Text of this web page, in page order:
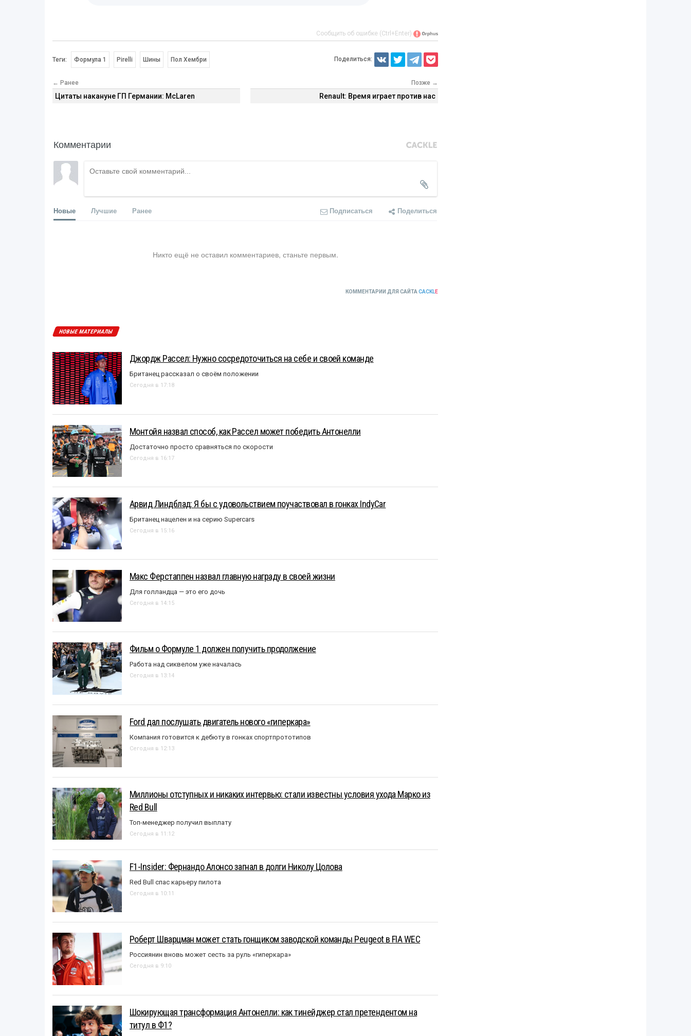
Сообщить об ошибке (Ctrl+Enter)
Теги: Формула 1 Pirelli Шины Пол Хембри Поделиться:
← Ранее
Цитаты накануне ГП Германии: McLaren
Позже →
Renault: Время играет против нас
Комментарии
Новые Лучшие Ранее Подписаться Поделиться
Никто ещё не оставил комментариев, станьте первым.
КОММЕНТАРИИ ДЛЯ САЙТАCACKLE
НОВЫЕ МАТЕРИАЛЫ
Джордж Рассел: Нужно сосредоточиться на себе и своей команде
Британец рассказал о своём положении
Сегодня в 17:18
Монтойя назвал способ, как Рассел может победить Антонелли
Достаточно просто сравняться по скорости
Сегодня в 16:17
Арвид Линдблад: Я бы с удовольствием поучаствовал в гонках IndyCar
Британец нацелен и на серию Supercars
Сегодня в 15:16
Макс Ферстаппен назвал главную награду в своей жизни
Для голландца — это его дочь
Сегодня в 14:15
Фильм о Формуле 1 должен получить продолжение
Работа над сиквелом уже началась
Сегодня в 13:14
Ford дал послушать двигатель нового «гиперкара»
Компания готовится к дебюту в гонках спортпрототипов
Сегодня в 12:13
Миллионы отступных и никаких интервью: стали известны условия ухода Марко из
Red Bull
Топ-менеджер получил выплату
Сегодня в 11:12
F1-Insider: Фернандо Алонсо загнал в долги Николу Цолова
Red Bull спас карьеру пилота
Сегодня в 10:11
Роберт Шварцман может стать гонщиком заводской команды Peugeot в FIA WEC
Россиянин вновь может сесть за руль «гиперкара»
Сегодня в 9:10
Шокирующая трансформация Антонелли: как тинейджер стал претендентом на
титул в Ф1?